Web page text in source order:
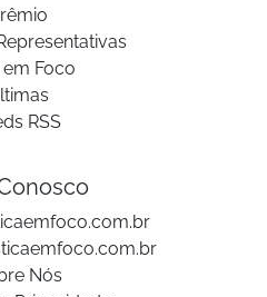
em Foco
RSS
Nós